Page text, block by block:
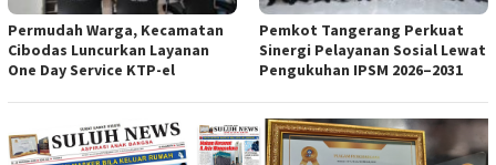
Permudah Warga, Kecamatan
Cibodas Luncurkan Layanan
One Day Service KTP-el
Pemkot Tangerang Perkuat
Sinergi Pelayanan Sosial Lewat
Pengukuhan IPSM 2026–2031